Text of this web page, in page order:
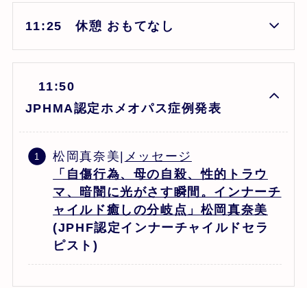
11:25 休憩 おもてなし
11:50
JPHMA認定ホメオパス症例発表
松岡真奈美| メッセージ
「自傷行為、母の自殺、性的トラウ
マ、暗闇に光がさす瞬間。インナーチ
ャイルド癒しの分岐点」 松岡真奈美
(JPHF認定インナーチャイルドセラ
ピスト)